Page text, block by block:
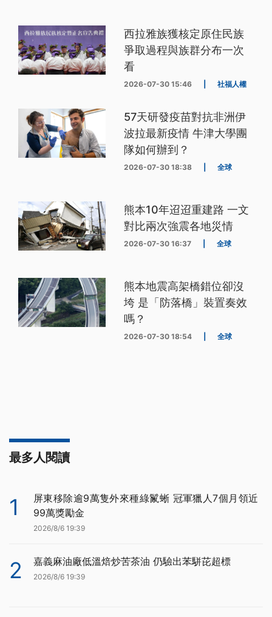
西拉雅族獲核定原住民族
爭取過程與族群分布一次
看
2026-07-30 15:46 社福人權
57天研發疫苗對抗非洲伊
波拉最新疫情 牛津大學團
隊如何辦到？
2026-07-30 18:38 全球
熊本10年迢迢重建路 一文
對比兩次強震各地災情
2026-07-30 16:37 全球
熊本地震高架橋錯位卻沒
垮 是「防落橋」裝置奏效
嗎？
2026-07-30 18:54 全球
最多人閱讀
1
屏東移除逾9萬隻外來種綠鬣蜥 冠軍獵人7個月領近
99萬獎勵金
2026/8/6 19:39
2 嘉義麻油廠低溫焙炒苦茶油 仍驗出苯駢芘超標
2026/8/6 19:39